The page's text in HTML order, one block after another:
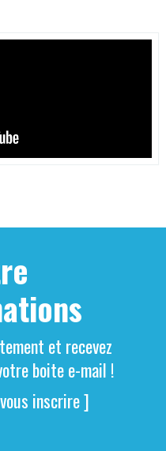
et recevez
boite e-mail !
inscrire ]